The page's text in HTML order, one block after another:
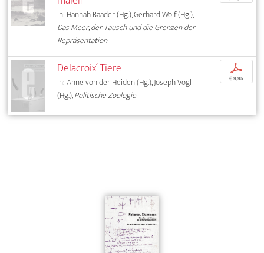
In: Hannah Baader (Hg.), Gerhard Wolf (Hg.),
Das Meer, der Tausch und die Grenzen der
Repräsentation
Delacroix‘ Tiere
In: Anne von der Heiden (Hg.), Joseph Vogl
(Hg.),Politische Zoologie
p
€ 9,95